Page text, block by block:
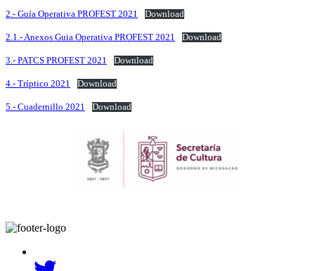
2.- Guía Operativa PROFEST 2021 Download
2.1.- Anexos Guia Operativa PROFEST 2021 Download
3.- PATCS PROFEST 2021 Download
4.- Tríptico 2021 Download
5.- Cuadernillo 2021 Download